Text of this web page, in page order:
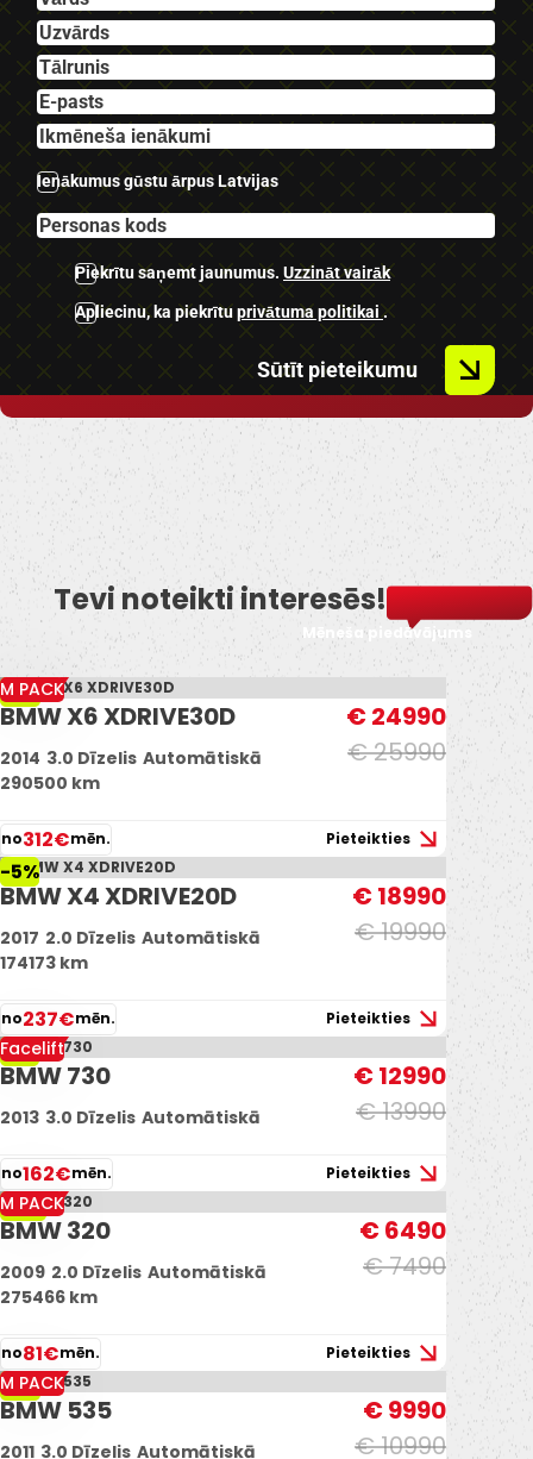
U.C Ekstras.
Ienākumus gūstu ārpus Latvijas
Piekrītu saņemt jaunumus. Uzzināt vairāk
Apliecinu, ka piekrītuprivātuma politikai .
Sūtīt pieteikumu
Tevi noteikti interesēs!
Mēneša piedāvājums
-4%
M PACK
BMW X6 XDRIVE30D
€ 25990
€ 24990
2014 3.0 Dīzelis Automātiskā
290500 km
no312€mēn. Pieteikties
-5%
BMW X4 XDRIVE20D
€ 19990
€ 18990
2017 2.0 Dīzelis Automātiskā
174173 km
no237€mēn. Pieteikties
-7%
Facelift
BMW 730
€ 13990
€ 12990
2013 3.0 Dīzelis Automātiskā
no162€mēn. Pieteikties
-13%
M PACK
BMW 320
€ 7490
€ 6490
2009 2.0 Dīzelis Automātiskā
275466 km
no81€mēn. Pieteikties
-9%
M PACK
BMW 535
€ 10990
€ 9990
2011 3.0 Dīzelis Automātiskā